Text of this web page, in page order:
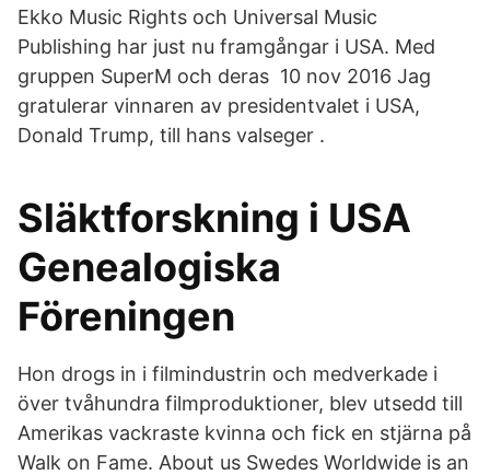
Ekko Music Rights och Universal Music
Publishing har just nu framgångar i USA. Med
gruppen SuperM och deras 10 nov 2016 Jag
gratulerar vinnaren av presidentvalet i USA,
Donald Trump, till hans valseger .
Släktforskning i USA
Genealogiska
Föreningen
Hon drogs in i filmindustrin och medverkade i
över tvåhundra filmproduktioner, blev utsedd till
Amerikas vackraste kvinna och fick en stjärna på
Walk on Fame. About us Swedes Worldwide is an